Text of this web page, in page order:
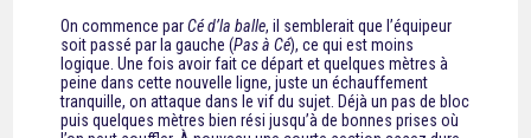
On commence parCé d’la balle, il semblerait que l’équipeur
soit passé par la gauche (Pas à Cé), ce qui est moins
logique. Une fois avoir fait ce départ et quelques mètres à
peine dans cette nouvelle ligne, juste un échauffement
tranquille, on attaque dans le vif du sujet. Déjà un pas de bloc
puis quelques mètres bien rési jusqu’à de bonnes prises où